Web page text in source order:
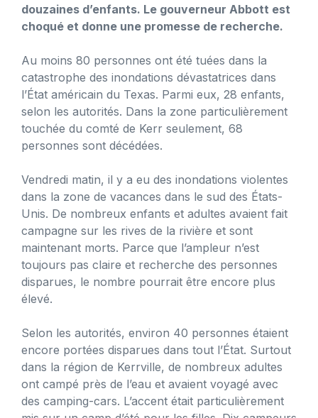
douzaines d’enfants. Le gouverneur Abbott est
choqué et donne une promesse de recherche.
Au moins 80 personnes ont été tuées dans la
catastrophe des inondations dévastatrices dans
l’État américain du Texas. Parmi eux, 28 enfants,
selon les autorités. Dans la zone particulièrement
touchée du comté de Kerr seulement, 68
personnes sont décédées.
Vendredi matin, il y a eu des inondations violentes
dans la zone de vacances dans le sud des États-
Unis. De nombreux enfants et adultes avaient fait
campagne sur les rives de la rivière et sont
maintenant morts. Parce que l’ampleur n’est
toujours pas claire et recherche des personnes
disparues, le nombre pourrait être encore plus
élevé.
Selon les autorités, environ 40 personnes étaient
encore portées disparues dans tout l’État. Surtout
dans la région de Kerrville, de nombreux adultes
ont campé près de l’eau et avaient voyagé avec
des camping-cars. L’accent était particulièrement